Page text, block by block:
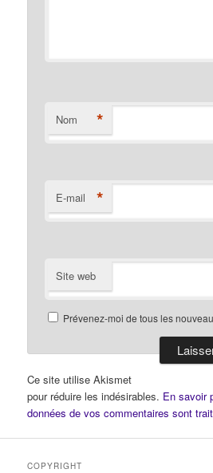
Nom *
E-mail *
Site web
Prévenez-moi de tous les
Ce site utilise Akismet
pour réduire les indésirables. En savoir
données de vos commentaires sont
COPYRIGHT